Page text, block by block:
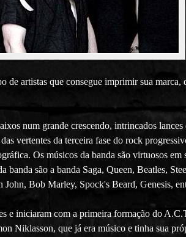
artistas que consegue imprimir sua
num grande crescendo, intrincados
vertentes da terceira fase do rock
Os músicos da banda são virtuosos
banda são a banda Saga, Queen, Beatles,
Bob Marley, Spock's Beard, Genesis,
e iniciaram com a primeira formação do
Niklasson, que já era músico e tinha sua